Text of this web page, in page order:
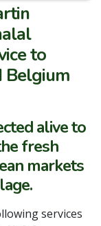
to
Belgium
alive to
fresh
markets
services